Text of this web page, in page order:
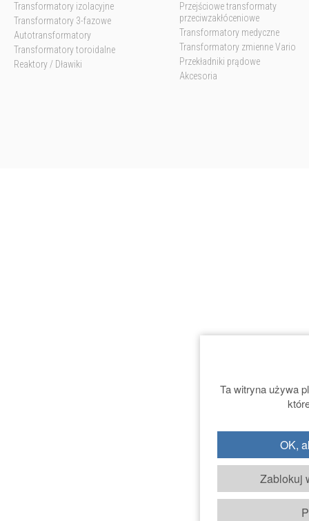
Transformatory izolacyjne
Transformatory 3-fazowe
Autotransformatory
Transformatory toroidalne
Reaktory / Dławiki
Przejściowe transformaty
przeciwzakłóceniowe
Transformatory medyczne
Transformatory zmienne Vario
Przekładniki prądowe
Akcesoria
Ta witryna używa
OK,
Zablokuj